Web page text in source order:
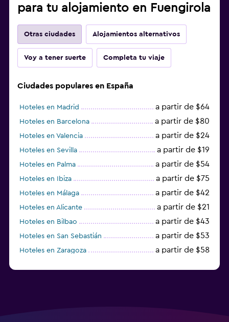
para tu alojamiento en Fuengirola
Otras ciudades Alojamientos alternativos
Voy a tener suerte Completa tu viaje
Ciudades populares en España
Hoteles en Madrid a partir de $64
Hoteles en Barcelona a partir de $80
Hoteles en Valencia a partir de $24
Hoteles en Sevilla a partir de $19
Hoteles en Palma a partir de $54
Hoteles en Ibiza a partir de $75
Hoteles en Málaga a partir de $42
Hoteles en Alicante a partir de $21
Hoteles en Bilbao a partir de $43
Hoteles en San Sebastián a partir de $53
Hoteles en Zaragoza a partir de $58